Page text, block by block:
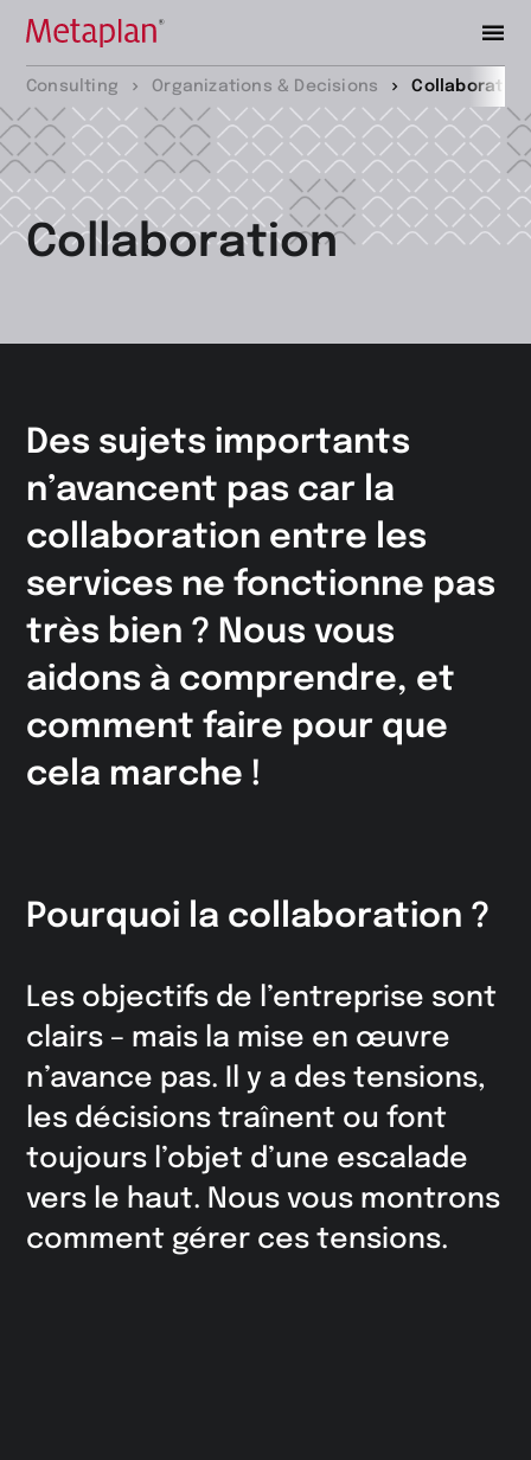
Retour
la
page
d’accueil
Consulting Organizations & Decisions Collaboration
Collaboration
Des sujets importants
n’avancent pas car la
collaboration entre les
services ne fonctionne pas
très bien ? Nous vous
aidons à comprendre, et
comment faire pour que
cela marche !
Pourquoi la collaboration ?
Les objectifs de l’entreprise sont
clairs – mais la mise en œuvre
n’avance pas. Il y a des tensions,
les décisions traînent ou font
toujours l’objet d’une escalade
vers le haut. Nous vous montrons
comment gérer ces tensions.